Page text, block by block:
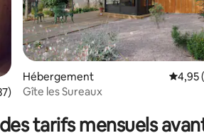
: 4,96 sur 5
moyenne sur la base de 37
Hébergement
4,95
Gîte les Sureaux
tarifs mensuels